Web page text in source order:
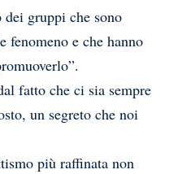
gruppi che sono
fenomeno e che hanno
fatto che ci sia sempre
un segreto che noi
più raffinata non